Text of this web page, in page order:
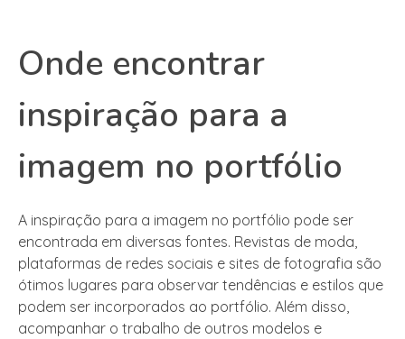
Onde encontrar
inspiração para a
imagem no portfólio
A inspiração para a imagem no portfólio pode ser
encontrada em diversas fontes. Revistas de moda,
plataformas de redes sociais e sites de fotografia são
ótimos lugares para observar tendências e estilos que
podem ser incorporados ao portfólio. Além disso,
acompanhar o trabalho de outros modelos e